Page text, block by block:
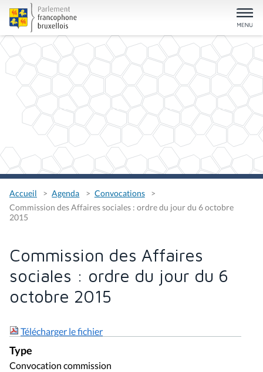
Accueil Agenda
Convocations
Commission des Affaires sociales : ordre du jour du 6 octobre
2015
Commission des Affaires
sociales : ordre du jour du 6
octobre 2015
Télécharger le fichier
Type
Convocation commission